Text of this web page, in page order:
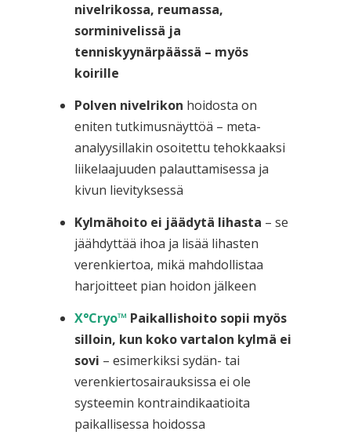
nivelrikossa, reumassa,
sorminivelissä ja
tenniskyynärpäässä – myös
koirille
Polven nivelrikon hoidosta on
eniten tutkimusnäyttöä – meta-
analyysillakin osoitettu tehokkaaksi
liikelaajuuden palauttamisessa ja
kivun lievityksessä
Kylmähoito ei jäädytä lihasta – se
jäähdyttää ihoa ja lisää lihasten
verenkiertoa, mikä mahdollistaa
harjoitteet pian hoidon jälkeen
X°Cryo™ Paikallishoito sopii myös
silloin, kun koko vartalon kylmä ei
sovi – esimerkiksi sydän- tai
verenkiertosairauksissa ei ole
systeemin kontraindikaatioita
paikallisessa hoidossa